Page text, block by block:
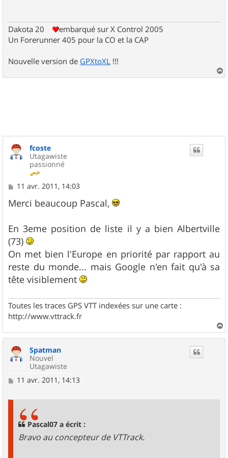
Dakota 20
embarqué sur X Control 2005
Un Forerunner 405 pour la CO et la CAP
Nouvelle version de GPXtoXL !!!
a
fcoste
Utagawiste
passionné
M
s
s
g
e
11 avr. 2011, 14:03
Merci beaucoup Pascal,
En 3eme position de liste il y a bien Albertville
(73)
On met bien l'Europe en priorité par rapport au
reste du monde... mais Google n'en fait qu'à sa
tête visiblement
Toutes les traces GPS VTT indexées sur une carte :
http://www.vttrack.fr
a
Spatman
Nouvel
Utagawiste
M11 avr. 2011, 14:13
Pascal07 a écrit :
Bravo au concepteur de VTTrack.